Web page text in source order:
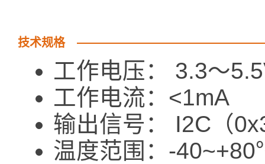
技术规格
工作电压： 3.3～
工作电流：<1mA
输出信号： I2C（
温度范围：-